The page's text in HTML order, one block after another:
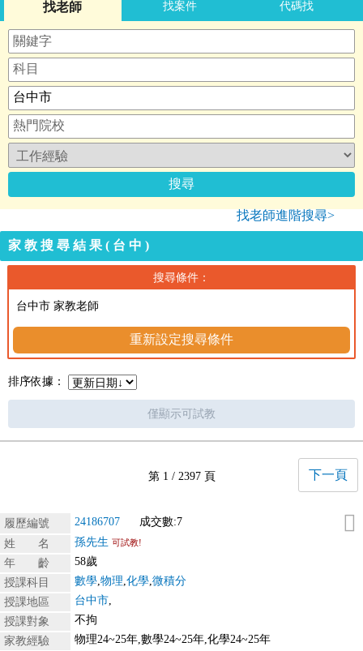
找老師 找案件 代碼找
找老師進階搜尋>
家教搜尋結果(台中)
搜尋條件：
台中市 家教老師
重新設定搜尋條件
排序依據：
僅顯示可試教
第 1 / 2397 頁 下一頁
履歷編號 24186707
成交數:7
姓 名
孫先生 可試教!
年 齡
58歲
授課科目
數學 物理 化學 微積分
授課地區
台中市
授課對象
不拘
家教經驗
物理24~25年,數學24~25年,化學24~25年